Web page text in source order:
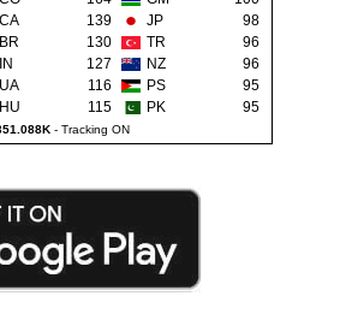
CA 139 JP
98
BR 130 TR
96
IN 127 NZ
96
UA 116 PS
95
HU 115 PK 95
- Tracking ON